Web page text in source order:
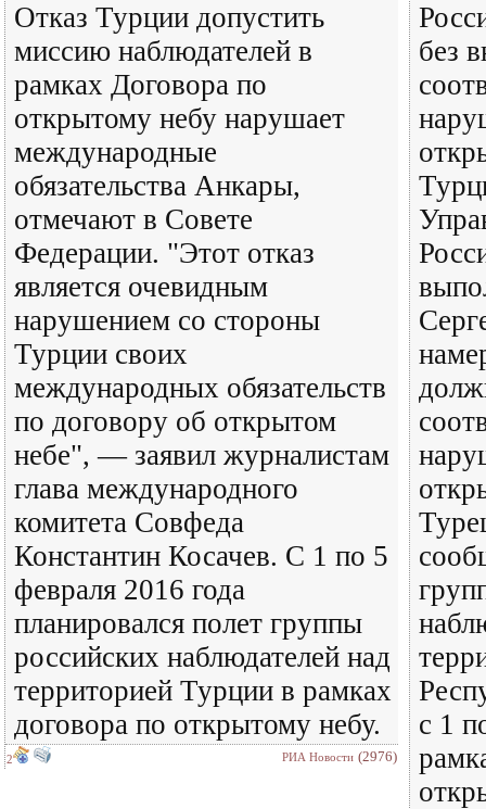
Отказ Турции допустить
миссию наблюдателей в
рамках Договора по
открытому небу нарушает
международные
обязательства Анкары,
отмечают в Совете
Федерации. "Этот отказ
является очевидным
нарушением со стороны
Турции своих
международных обязательств
по договору об открытом
небе", — заявил журналистам
глава международного
комитета Совфеда
Константин Косачев. С 1 по 5
февраля 2016 года
планировался полет группы
российских наблюдателей над
территорией Турции в рамках
договора по открытому небу.
2 РИА Новости (2976)
без
с 1